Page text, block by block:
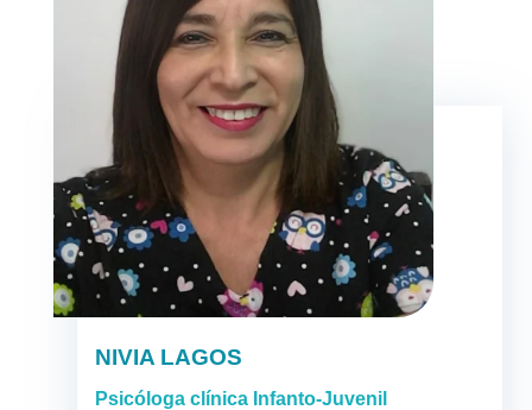
NIVIA LAGOS
Psicóloga clínica Infanto-Juvenil